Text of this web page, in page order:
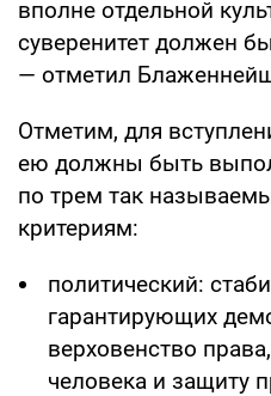
вполне отдельной
суверенитет должен
— отметил
Отметим, для
ею должны быть
по трем так
критериям:
политический:
гарантирующих
верховенство
человека и защиту